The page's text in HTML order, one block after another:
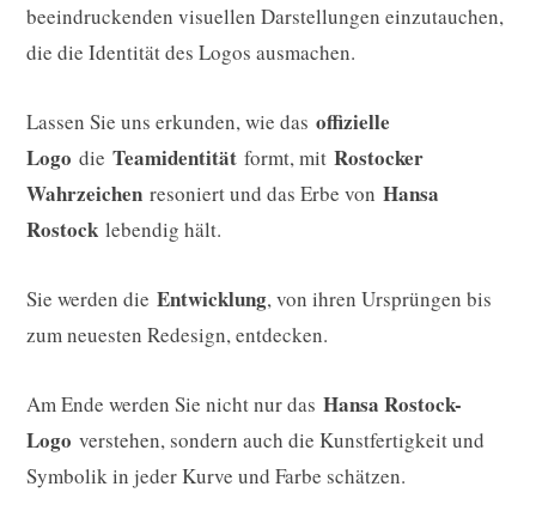
beeindruckenden visuellen Darstellungen einzutauchen,
die die Identität des Logos ausmachen.
Lassen Sie uns erkunden, wie das offizielle
Logo die Teamidentität formt, mit Rostocker
Wahrzeichen resoniert und das Erbe von Hansa
Rostock lebendig hält.
Sie werden die Entwicklung, von ihren Ursprüngen bis
zum neuesten Redesign, entdecken.
Am Ende werden Sie nicht nur das Hansa Rostock-
Logo verstehen, sondern auch die Kunstfertigkeit und
Symbolik in jeder Kurve und Farbe schätzen.